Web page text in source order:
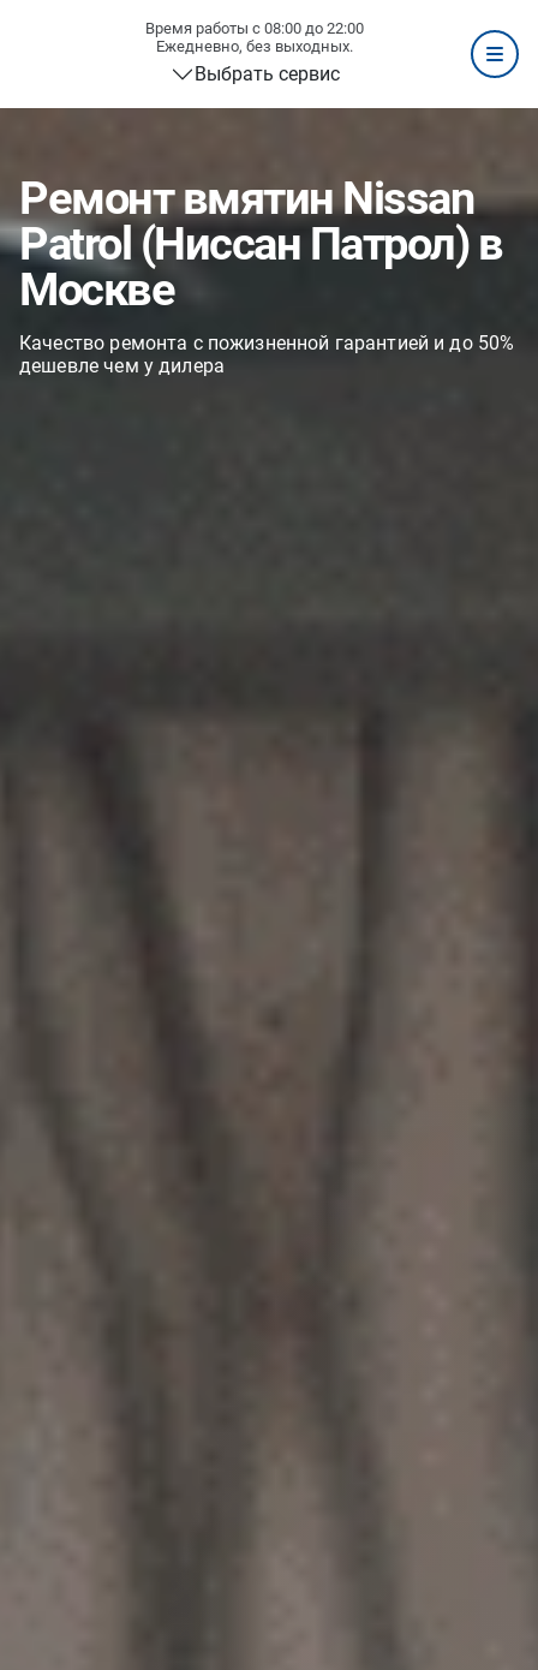
Время работы с 08:00 до 22:00
Ежедневно, без выходных.
Выбрать сервис
Ремонт вмятин Nissan
Patrol (Ниссан Патрол) в
Москве
Качество ремонта с пожизненной гарантией и до 50%
дешевле чем у дилера